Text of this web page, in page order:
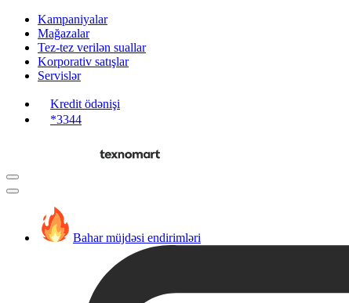
Kampaniyalar
Mağazalar
Tez-tez verilən suallar
Korporativ satışlar
Servislər
Kredit ödənişi
*3344
Bahar müjdəsi endirimləri